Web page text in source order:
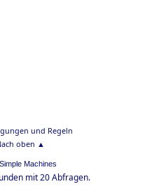
und Regeln
oben ▲
Simple Machines
mit 20 Abfragen.